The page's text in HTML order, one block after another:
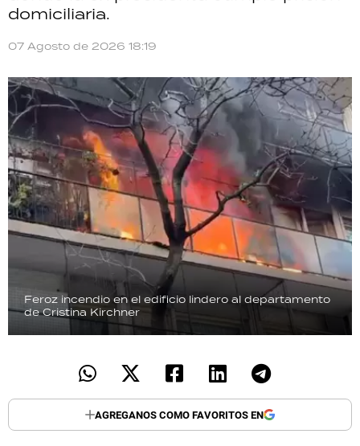
domiciliaria.
07 Agosto de 2026 18:19
Feroz incendio en el edificio lindero al departamento
de Cristina Kirchner
AGREGANOS COMO FAVORITOS EN